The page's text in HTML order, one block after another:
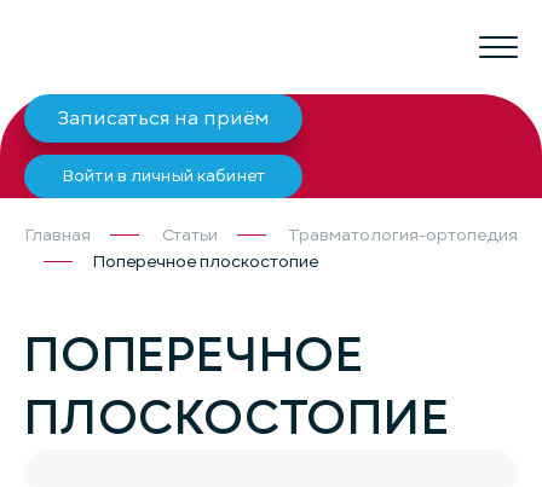
Записаться на приём
Войти в личный кабинет
Главная Статьи
Травматология-ортопедия
Поперечное плоскостопие
ПОПЕРЕЧНОЕ
ПЛОСКОСТОПИЕ